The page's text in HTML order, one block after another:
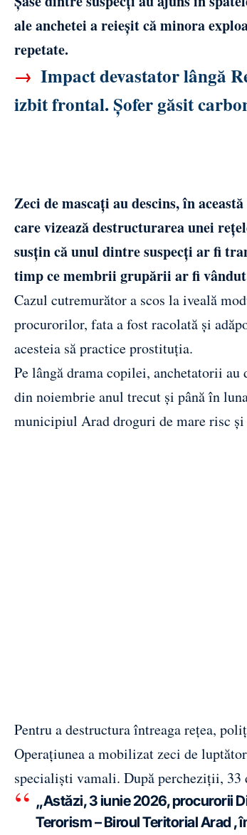
ale anchetei a reieșit că minora
repetate.
→ Impact devastator lângă
izbit frontal. Șofer găsit
Zeci de mascați au descins, în
care vizează destructurarea unei
susțin că unul dintre suspecți ar fi
timp ce membrii grupării ar fi
Cazul cutremurător a scos la iveală
procurorilor, fata a fost racolată și
acesteia să practice prostituția.
Pe lângă drama copilei, anchetatorii
din noiembrie anul trecut și până în
municipiul Arad droguri de mare risc și
Pentru a destructura întreaga rețea,
Operațiunea a mobilizat zeci de
specialiști vamali. După percheziții,
„Astăzi, 3 iunie 2026, procurorii
Terorism – Biroul Teritorial Arad ,